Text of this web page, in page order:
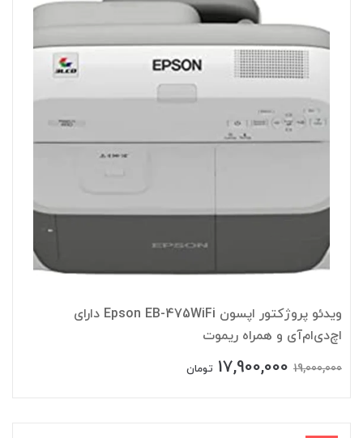
ویدئو پروژکتور اپسون Epson EB-475WiFi دارای
اچ‌دی‌ام‌آی و همراه ریموت
19,000,000
17,900,000 تومان